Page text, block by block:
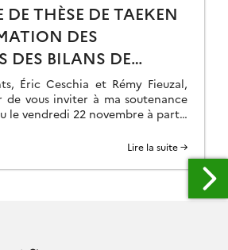
THÈSE DE TAEKEN
DES
DES BILANS DE
DES CULTURES:
HAUTE RÉSOLUTION
DE DONNÉES
UN MODÈLE DE
Éric Ceschia et Rémy Fieuzal,
de vous inviter à ma soutenance
le vendredi 22 novembre à partir
31400 Toulouse). La modalité de
mixte avec une visioconférence
Lire la suite →